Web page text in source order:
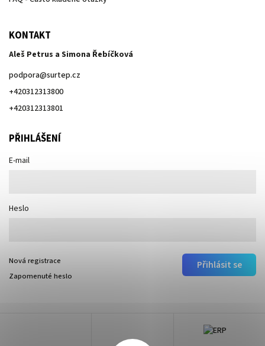
KONTAKT
Aleš Petrus a Simona Řebíčková
podpora@surtep.cz
+420312313800
+420312313801
PŘIHLÁŠENÍ
E-mail
Heslo
Přihlásit se
Nová registrace
Zapomenuté heslo